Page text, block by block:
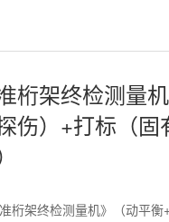
桁架终检测量
伤）+打标（
准桁架终检测量机》（动平